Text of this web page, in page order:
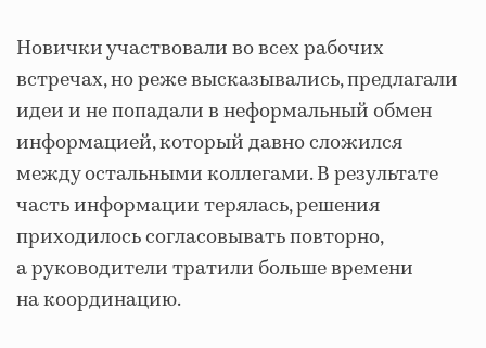
Новички участвовали во всех рабочих
встречах, но реже высказывались, предлагали
идеи и не попадали в неформальный обмен
информацией, который давно сложился
между остальными коллегами. В результате
часть информации терялась, решения
приходилось согласовывать повторно,
а руководители тратили больше времени
на координацию.